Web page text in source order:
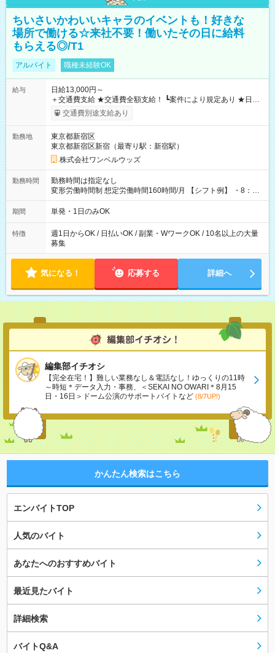
ちいさいかわいいキャラのイベントも！好きな
場所で働ける☆来社不要！働いたその日に給料
もらえる◎/T1
アルバイト 職種未経験OK
給与
日給13,000円～
＋交通費支給 ★交通費全額支給！ ┗案件により規定あり ★日払
いOK！（規定あり） ┗働いたその日に現金GET♪ お仕事後はコ
ンビニATMから 日払い分を引き落とせます！ 【試用期間】試
交通費別途支給あり
勤務地
東京都新宿区
東京都新宿区新宿（最寄り駅：新宿駅）
株式会社ワンベルウッズ
勤務時間
勤務時間は指定なし
変形労働時間制 想定労働時間160時間/月 【シフト例】 ・8：00
～21：00
期間 単発・1日のみOK
特徴
週1日からOK / 日払いOK / 副業・WワークOK / 10名以上の大量
募集
気になる！ 応募する 詳細へ
編集部イチオシ
【完全在宅！】難しい業務なし＆電話なし！ゆっくりの11時
～時短＊データ入力・事務、＜SEKAI NO OWARI＊8月15
日・16日＞ドーム公演のサポートバイトなど (8/7UP!)
かんたん検索はこちら
エンバイトTOP
人気のバイト
あなたへのおすすめバイト
最近見たバイト
詳細検索
バイトQ&A